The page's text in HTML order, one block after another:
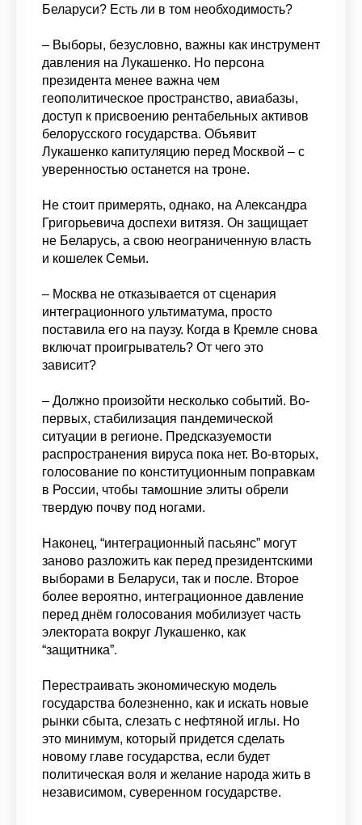
Беларуси? Есть ли в том необходимость?
– Выборы, безусловно, важны как инструмент
давления на Лукашенко. Но персона
президента менее важна чем
геополитическое пространство, авиабазы,
доступ к присвоению рентабельных активов
белорусского государства. Объявит
Лукашенко капитуляцию перед Москвой – с
уверенностью останется на троне.
Не стоит примерять, однако, на Александра
Григорьевича доспехи витязя. Он защищает
не Беларусь, а свою неограниченную власть
и кошелек Семьи.
– Москва не отказывается от сценария
интеграционного ультиматума, просто
поставила его на паузу. Когда в Кремле снова
включат проигрыватель? От чего это
зависит?
– Должно произойти несколько событий. Во-
первых, стабилизация пандемической
ситуации в регионе. Предсказуемости
распространения вируса пока нет. Во-вторых,
голосование по конституционным поправкам
в России, чтобы тамошние элиты обрели
твердую почву под ногами.
Наконец, “интеграционный пасьянс” могут
заново разложить как перед президентскими
выборами в Беларуси, так и после. Второе
более вероятно, интеграционное давление
перед днём голосования мобилизует часть
электората вокруг Лукашенко, как
“защитника”.
Перестраивать экономическую модель
государства болезненно, как и искать новые
рынки сбыта, слезать с нефтяной иглы. Но
это минимум, который придется сделать
новому главе государства, если будет
политическая воля и желание народа жить в
независимом, суверенном государстве.